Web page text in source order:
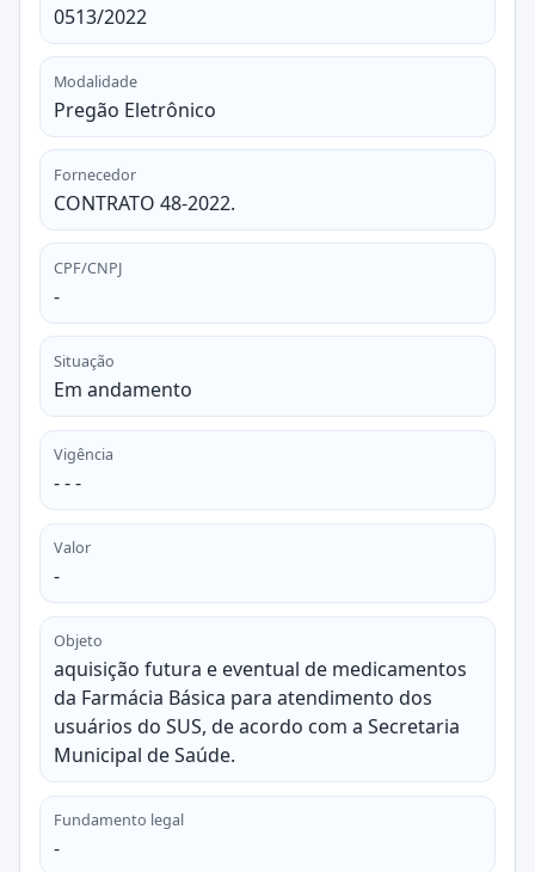
0513/2022
Modalidade
Pregão Eletrônico
Fornecedor
CONTRATO 48-2022.
CPF/CNPJ
-
Situação
Em andamento
Vigência
- - -
Valor
-
Objeto
aquisição futura e eventual de medicamentos
da Farmácia Básica para atendimento dos
usuários do SUS, de acordo com a Secretaria
Municipal de Saúde.
Fundamento legal
-